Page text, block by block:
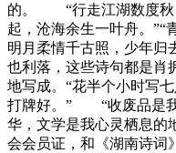
的。 “行走江湖数度秋
起，沧海余生一叶舟。”“
明月柔情千古照，少年归
也利落，这些诗句都是肖
地写成。“花半个小时写
打牌好。” “收废品是我
华，文学是我心灵栖息的
会会员证，和《湖南诗词